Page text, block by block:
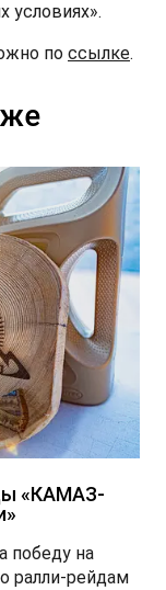
условиях».
по ссылке.
«КАМАЗ-
победу на
ралли-рейдам